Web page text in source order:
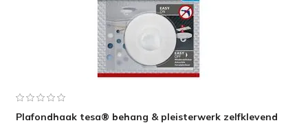
Plafondhaak tesa® behang & pleisterwerk zelfklevend